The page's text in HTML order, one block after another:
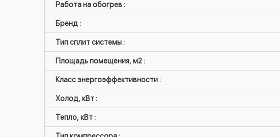
Работа на обогрев :
Бренд :
Тип сплит системы :
Площадь помещения, м2 :
Класс энергоэффективности :
Холод, кВт :
Тепло, кВт :